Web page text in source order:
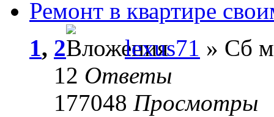
Ремонт в квартире
1, 2 lexus71 » Сб
12 Ответы
177048 Просмотры